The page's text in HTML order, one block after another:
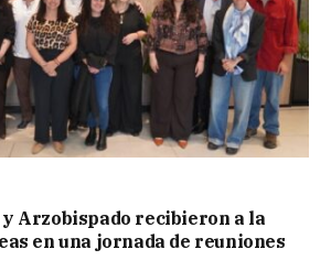
y Arzobispado recibieron a la
en una jornada de reuniones